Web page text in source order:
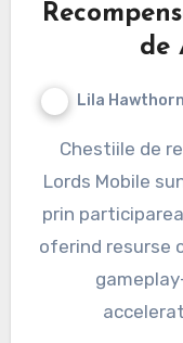
de
Lila
Chestiile de recompensă din evenimentele
Lords Mobile
prin
oferind resurse